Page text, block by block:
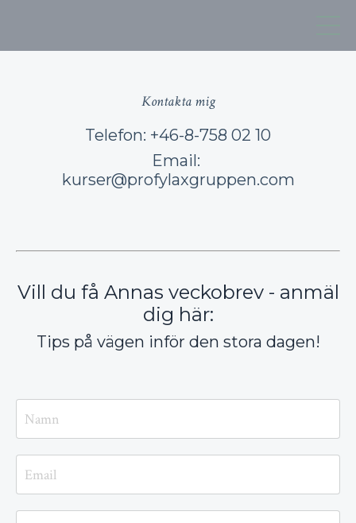
Kontakta mig
Telefon: +46-8-758 02 10
Email:
kurser@profylaxgruppen.com
Vill du få Annas veckobrev - anmäl
dig här:
Tips på vägen inför den stora dagen!